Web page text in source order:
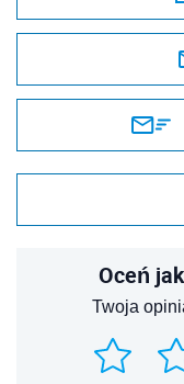
Oceń
Twoja